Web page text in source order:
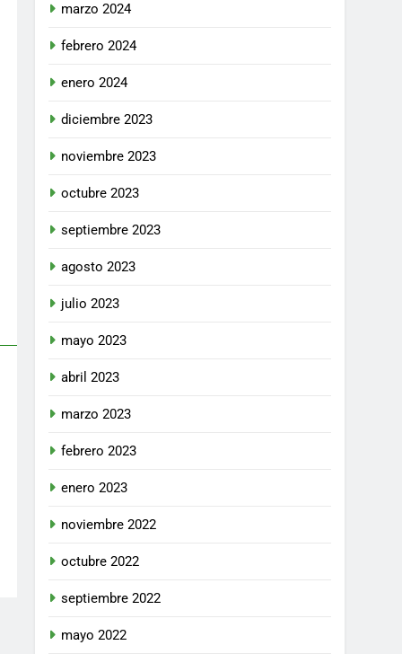
marzo 2024
febrero 2024
enero 2024
diciembre 2023
noviembre 2023
octubre 2023
septiembre 2023
agosto 2023
julio 2023
mayo 2023
abril 2023
marzo 2023
febrero 2023
enero 2023
noviembre 2022
octubre 2022
septiembre 2022
mayo 2022